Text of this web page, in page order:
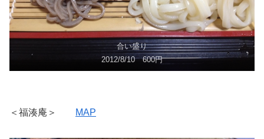
合い盛り
2012/8/10 600円
＜福湊庵＞ MAP